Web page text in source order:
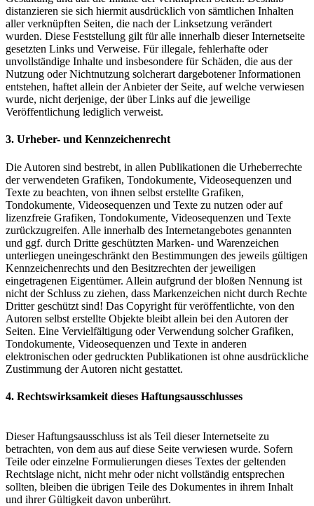
distanzieren sie sich hiermit ausdrücklich von sämtlichen Inhalten
aller verknüpften Seiten, die nach der Linksetzung verändert
wurden. Diese Feststellung gilt für alle innerhalb dieser Internetseite
gesetzten Links und Verweise. Für illegale, fehlerhafte oder
unvollständige Inhalte und insbesondere für Schäden, die aus der
Nutzung oder Nichtnutzung solcherart dargebotener Informationen
entstehen, haftet allein der Anbieter der Seite, auf welche verwiesen
wurde, nicht derjenige, der über Links auf die jeweilige
Veröffentlichung lediglich verweist.
3. Urheber- und Kennzeichenrecht
Die Autoren sind bestrebt, in allen Publikationen die Urheberrechte
der verwendeten Grafiken, Tondokumente, Videosequenzen und
Texte zu beachten, von ihnen selbst erstellte Grafiken,
Tondokumente, Videosequenzen und Texte zu nutzen oder auf
lizenzfreie Grafiken, Tondokumente, Videosequenzen und Texte
zurückzugreifen. Alle innerhalb des Internetangebotes genannten
und ggf. durch Dritte geschützten Marken- und Warenzeichen
unterliegen uneingeschränkt den Bestimmungen des jeweils gültigen
Kennzeichenrechts und den Besitzrechten der jeweiligen
eingetragenen Eigentümer. Allein aufgrund der bloßen Nennung ist
nicht der Schluss zu ziehen, dass Markenzeichen nicht durch Rechte
Dritter geschützt sind! Das Copyright für veröffentlichte, von den
Autoren selbst erstellte Objekte bleibt allein bei den Autoren der
Seiten. Eine Vervielfältigung oder Verwendung solcher Grafiken,
Tondokumente, Videosequenzen und Texte in anderen
elektronischen oder gedruckten Publikationen ist ohne ausdrückliche
Zustimmung der Autoren nicht gestattet.
4. Rechtswirksamkeit dieses Haftungsausschlusses
Dieser Haftungsausschluss ist als Teil dieser Internetseite zu
betrachten, von dem aus auf diese Seite verwiesen wurde. Sofern
Teile oder einzelne Formulierungen dieses Textes der geltenden
Rechtslage nicht, nicht mehr oder nicht vollständig entsprechen
sollten, bleiben die übrigen Teile des Dokumentes in ihrem Inhalt
und ihrer Gültigkeit davon unberührt.